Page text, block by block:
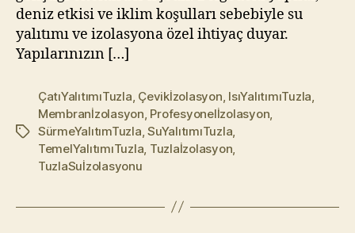
deniz etkisi ve iklim koşulları sebebiyle su
yalıtımı ve izolasyona özel ihtiyaç duyar.
Yapılarınızın […]
Etiketler
ÇatıYalıtımıTuzla, Çevikİzolasyon, IsıYalıtımıTuzla,
Membranİzolasyon, Profesyonelİzolasyon,
SürmeYalıtımTuzla,SuYalıtımıTuzla,
TemelYalıtımıTuzla, Tuzlaİzolasyon,
TuzlaSuİzolasyonu